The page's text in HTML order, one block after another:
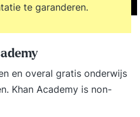
te garanderen.
en overal gratis onderwijs
Khan Academy is non-